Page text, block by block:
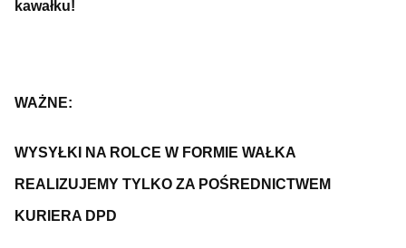
kawałku!
WAŻNE:
WYSYŁKI NA ROLCE W FORMIE WAŁKA
REALIZUJEMY TYLKO ZA POŚREDNICTWEM
KURIERA DPD